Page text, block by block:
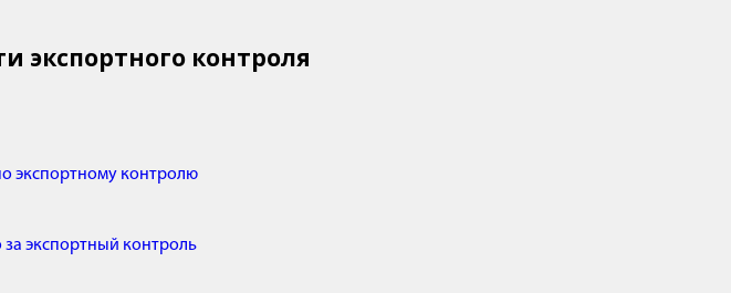
экспортного контроля
экспортному контролю
за экспортный контроль